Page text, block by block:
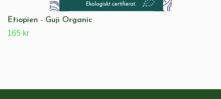
Etiopien - Guji Organic
165 kr